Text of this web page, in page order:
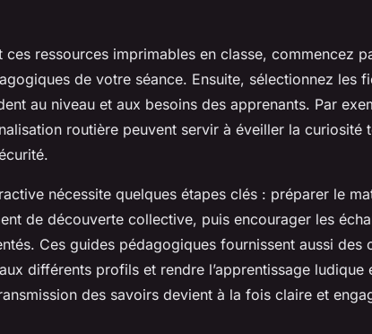
ressources imprimables en classe, commencez
de votre séance. Ensuite, sélectionnez les
au niveau et aux besoins des apprenants. Par
routière peuvent servir à éveiller la curiosité
nécessite quelques étapes clés : préparer le
de découverte collective, puis encourager les
Ces guides pédagogiques fournissent aussi des
différents profils et rendre l’apprentissage ludique
des savoirs devient à la fois claire et